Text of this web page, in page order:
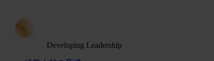
Developing Leadership